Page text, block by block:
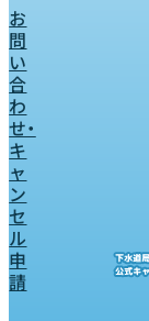
お
問
い
合
わ
せ・
キ
ャ
ン
セ
ル
申
請